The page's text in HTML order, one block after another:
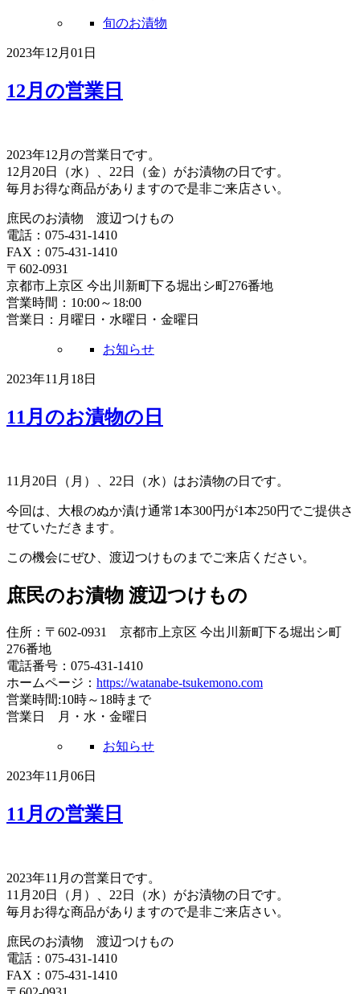
旬のお漬物
2023年12月01日
12月の営業日
2023年12月の営業日です。
12月20日（水）、22日（金）がお漬物の日です。
毎月お得な商品がありますので是非ご来店さい。
庶民のお漬物 渡辺つけもの
電話：075-431-1410
FAX：075-431-1410
〒602-0931
京都市上京区 今出川新町下る堀出シ町276番地
営業時間：10:00～18:00
営業日：月曜日・水曜日・金曜日
お知らせ
2023年11月18日
11月のお漬物の日
11月20日（月）、22日（水）はお漬物の日です。
今回は、大根のぬか漬け通常1本300円が1本250円でご提供さ
せていただきます。
この機会にぜひ、渡辺つけものまでご来店ください。
庶民のお漬物 渡辺つけもの
住所：〒602-0931 京都市上京区 今出川新町下る堀出シ町
276番地
電話番号：075-431-1410
ホームページ： https://watanabe-tsukemono.com
営業時間:10時～18時まで
営業日 月・水・金曜日
お知らせ
2023年11月06日
11月の営業日
2023年11月の営業日です。
11月20日（月）、22日（水）がお漬物の日です。
毎月お得な商品がありますので是非ご来店さい。
庶民のお漬物 渡辺つけもの
電話：075-431-1410
FAX：075-431-1410